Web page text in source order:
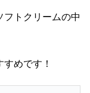
フトクリームの中
めです！